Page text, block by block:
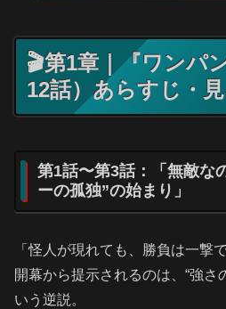
🎬第1章｜『ワンパ
12話）あらすじ・
第1話〜第3話：「無敵
ーの孤独”の始まり」
「怪人が現れても、勝負は一撃
開幕から提示されるのは、“強さ
いう逆説。